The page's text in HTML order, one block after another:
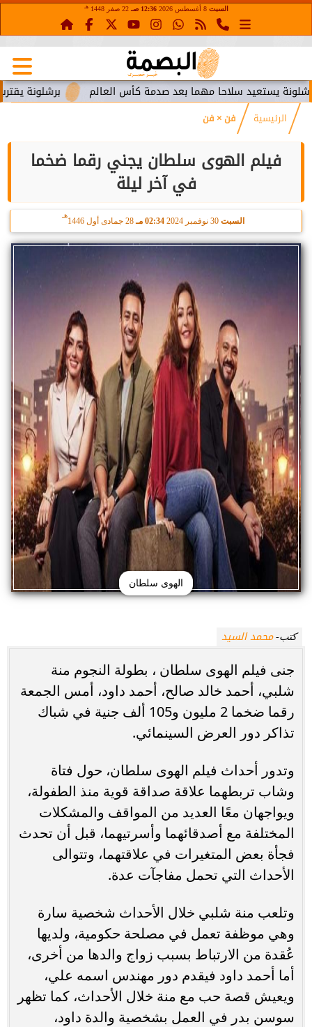
السبت 8 أغسطس 2026 12:36 صـ 22 صفر 1448 هـ
برشلونة يقترب من سلاحا مهما بعد صدمة كأس العالم
الرئيسية فن × فن
فيلم الهوى سلطان يجني رقما ضخما
في آخر ليلة
السبت 02:34 مـ 28 جمادى أول 1446
هـ
الهوى سلطان
كتب-محمد السيد
جنى فيلم الهوى سلطان ، بطولة النجوم منة
شلبي، أحمد خالد صالح، أحمد داود، أمس الجمعة
رقما ضخما 2 مليون و105 ألف جنية في شباك
تذاكر دور العرض السينمائي.
وتدور أحداث فيلم الهوى سلطان، حول فتاة
وشاب تربطهما علاقة صداقة قوية منذ الطفولة،
ويواجهان معًا العديد من المواقف والمشكلات
المختلفة مع أصدقائهما وأسرتيهما، قبل أن تحدث
فجأة بعض المتغيرات في علاقتهما، وتتوالى
الأحداث التي تحمل مفاجآت عدة.
وتلعب منة شلبي خلال الأحداث شخصية سارة
وهي موظفة تعمل في مصلحة حكومية، ولديها
عُقدة من الارتباط بسبب زواج والدها من أخرى،
أما أحمد داود فيقدم دور مهندس اسمه علي،
ويعيش قصة حب مع منة خلال الأحداث، كما تظهر
سوسن بدر في العمل بشخصية والدة داود،